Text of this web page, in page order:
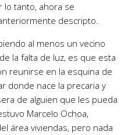
lo tanto, ahora se
descripto.
al menos un vecino
la falta de luz, es que esta
reunirse en la esquina de
donde nace la precaria y
de alguien que les pueda
Marcelo Ochoa,
área viviendas, pero nada